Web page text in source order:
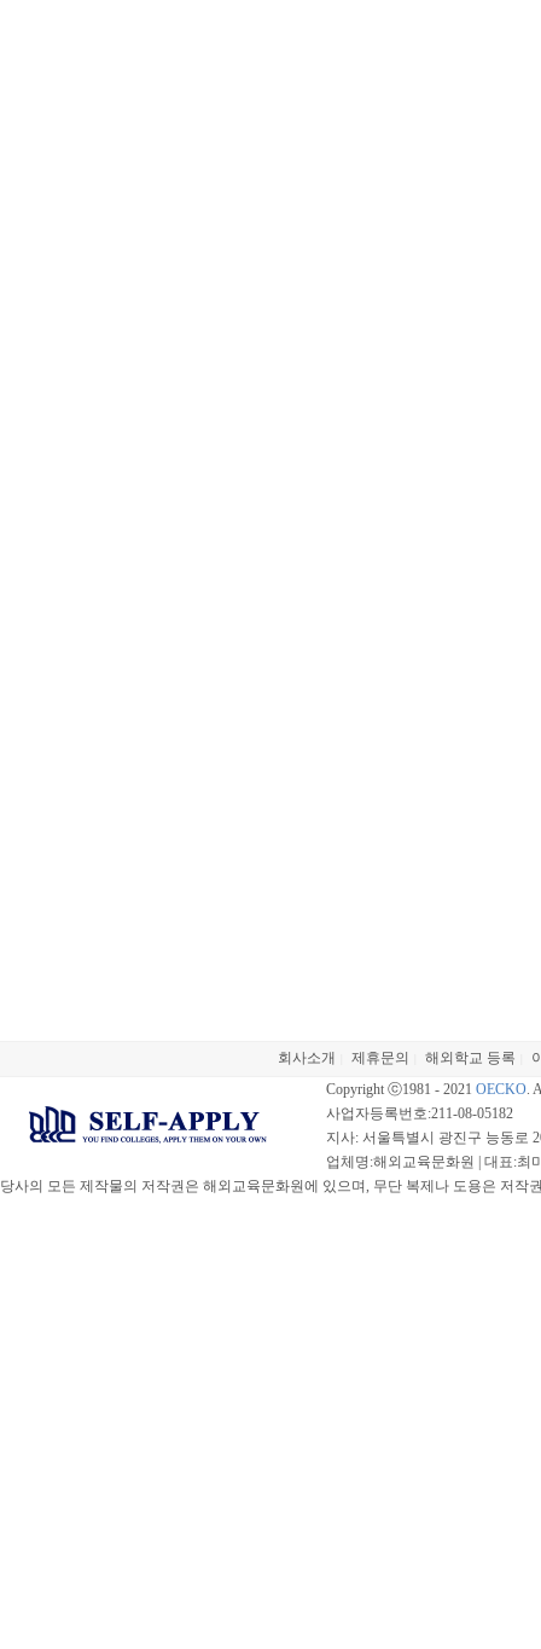
회사소개 제휴문의 해외학교 등록
Copyright ⓒ1981 - 2021 OECKO.
사업자등록번호:211-08-05182
지사: 서울특별시 광진구 능동로
업체명:해외교육문화원 | 대표:최
당사의 모든 제작물의 저작권은 해외교육문화원에 있으며, 무단 복제나 도용은 저